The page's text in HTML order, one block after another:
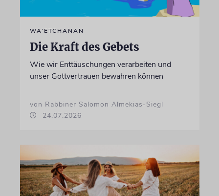
WA’ETCHANAN
Die Kraft des Gebets
Wie wir Enttäuschungen verarbeiten und
unser Gottvertrauen bewahren können
von Rabbiner Salomon Almekias-Siegl
24.07.2026